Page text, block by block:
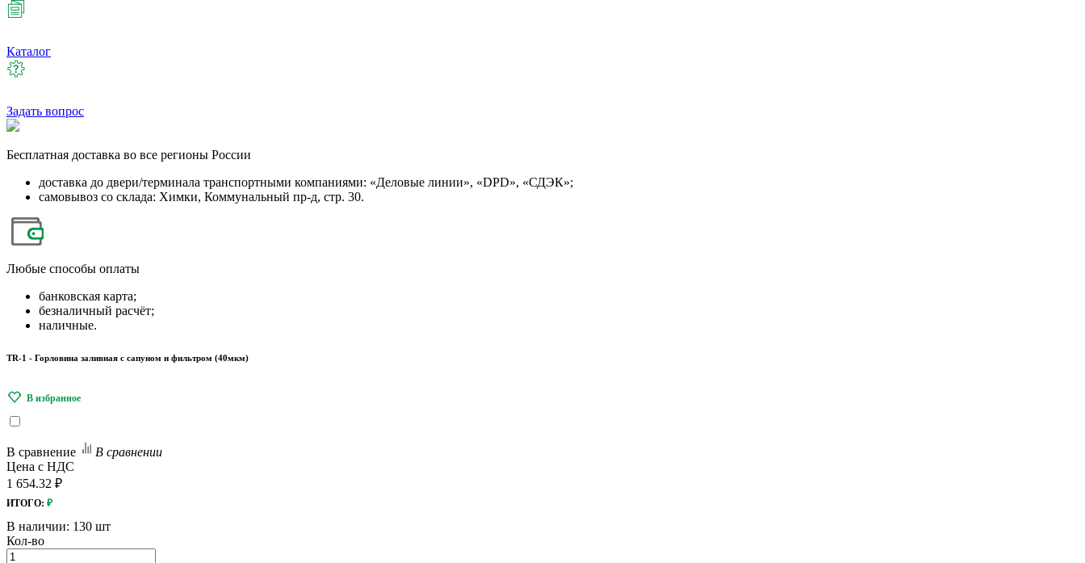
Каталог
Задать вопрос
Бесплатная доставка во все регионы России
доставка до двери/терминала транспортными компаниями: «Деловые линии», «DPD», «СДЭК»;
самовывоз со склада: Химки, Коммунальный пр-д, стр. 30.
Любые способы оплаты
банковская карта;
безналичный расчёт;
наличные.
TR-1 - Горловина заливная с сапуном и фильтром (40мкм)
В сравнение
В сравнении
Цена с НДС
1 654.32 ₽
ИТОГО: ₽
В наличии: 130 шт
Кол-во